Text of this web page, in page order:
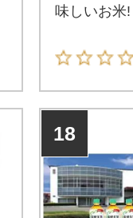
味しいお米!
18